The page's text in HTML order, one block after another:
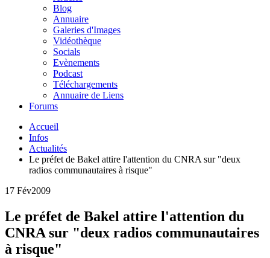
Blog
Annuaire
Galeries d'Images
Vidéothèque
Socials
Evènements
Podcast
Téléchargements
Annuaire de Liens
Forums
Accueil
Infos
Actualités
Le préfet de Bakel attire l'attention du CNRA sur "deux
radios communautaires à risque"
17 Fév2009
Le préfet de Bakel attire l'attention du
CNRA sur "deux radios communautaires
à risque"